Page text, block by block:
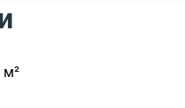
м²